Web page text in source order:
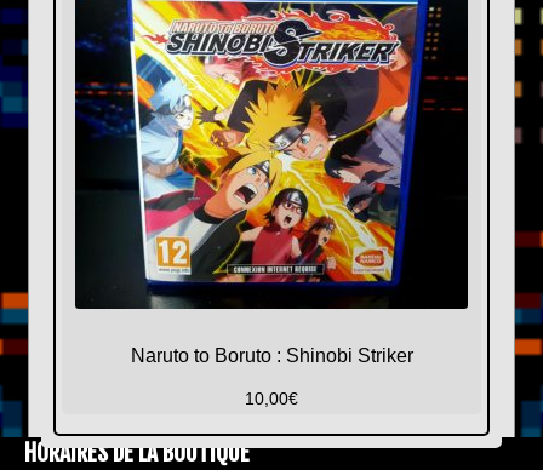
Naruto to Boruto : Shinobi Striker
10,00€
HORAIRES DE LA BOUTIQUE